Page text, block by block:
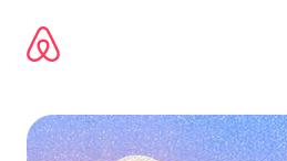
contenido